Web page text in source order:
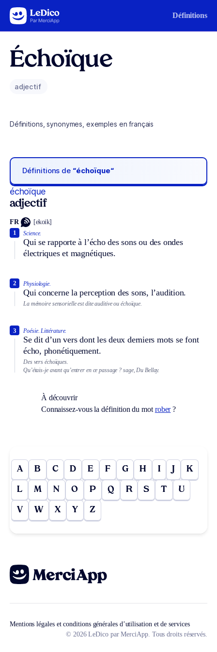
Aller au contenu Définitions
Échoïque
adjectif
Définitions, synonymes, exemples en français
Définitions de “échoïque“
échoïque
adjectif
FR [ekoik]
Science.
Qui se rapporte à l’écho des sons ou des ondes
électriques et magnétiques.
1
Physiologie.
Qui concerne la perception des sons, l’audition.
2
La mémoire sensorielle est dite auditive ou échoïque.
Poésie. Littérature.
Se dit d’un vers dont les deux derniers mots se font
écho, phonétiquement.
3
Des vers échoïques.
Qu’étais-je avant qu’entrer en ce passage ? sage, Du Bellay.
À découvrir
Connaissez-vous la définition du mot rober?
A B C D E F G H I J K
L M N O P Q R S T U
V W X Y Z
Mentions légales et conditions générales d’utilisation et de services
© 2026 LeDico par MerciApp. Tous droits réservés.